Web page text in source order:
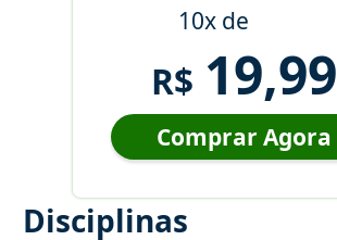
10x de
R$ 19,99
Comprar Agora
Disciplinas